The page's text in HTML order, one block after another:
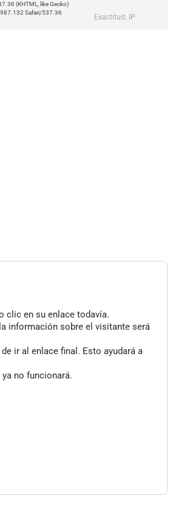
(KHTML, like Gecko)
Safari/537.36
Exactitud: IP
clic en su enlace todavía.
información sobre el visitante será
ir al enlace final. Esto ayudará a
no funcionará.